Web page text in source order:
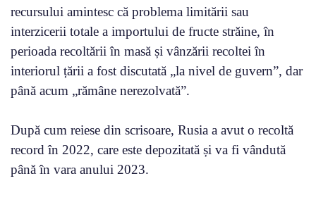
recursului amintesc că problema limitării sau
interzicerii totale a importului de fructe străine, în
perioada recoltării în masă și vânzării recoltei în
interiorul țării a fost discutată „la nivel de guvern”, dar
până acum „rămâne nerezolvată”.
După cum reiese din scrisoare, Rusia a avut o recoltă
record în 2022, care este depozitată și va fi vândută
până în vara anului 2023.